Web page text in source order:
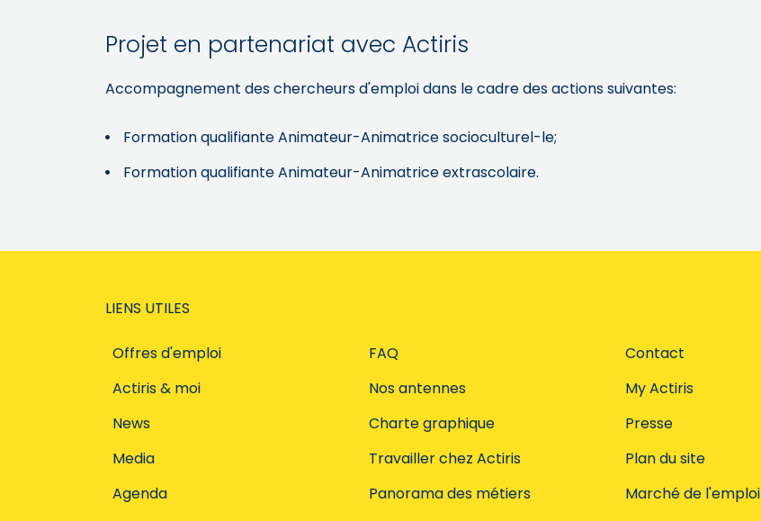
Projet en partenariat avec Actiris
Accompagnement des chercheurs d'emploi dans le cadre des actions suivantes:
Formation qualifiante Animateur-Animatrice socioculturel-le;
Formation qualifiante Animateur-Animatrice extrascolaire.
LIENS UTILES
Offres d'emploi
Actiris & moi
News
Media
Agenda
FAQ
Nos antennes
Charte graphique
Travailler chez Actiris
Panorama des métiers
Contact
My Actiris
Presse
Plan du site
Marché de l'emploi